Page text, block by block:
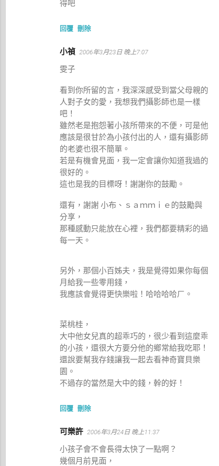
得吧
回覆 刪除
小禎 2006年3月23日 晚上7:07
雯子
看到你所留的言，我深深感受到當父母親的
人對子女的愛，我想我們攝影師也是一樣
吧！
雖然老是抱怨著小孩所帶來的不便，可是他
應該是很甘於為小孩付出的人，還有攝影師
的老婆也很不簡單。
若是有機會見面，我一定會讓你知道我過的
很好的。
這也是我的目標呀！謝謝你的鼓勵。
還有，謝謝 小布、ｓａｍｍｉｅ的鼓勵與
分享，
那種感動只能放在心裡，我們都要精彩的過
每一天。
另外，那個小百姊夫，我是覺得如果你每個
月給我一些零用錢，
我應該會覺得更快樂啦！哈哈哈哈ㄏ。
菜桃桂，
大中他女兒真的超乖巧的，很少看到這麼乖
的小孩，還很大方要分他的鄉常給我吃耶！
還說要幫我存錢讓我一起去看神奇寶貝樂
園。
不過存的當然是大中的錢，幹的好！
回覆 刪除
可樂許 2006年3月24日 晚上11:37
小孩子會不會長得太快了一點啊？
幾個月前見面，